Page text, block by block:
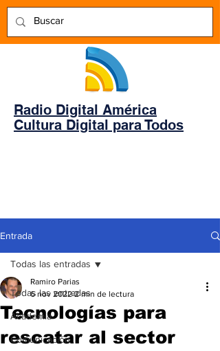
Radio Digital América
Cultura Digital para Todos
Entrada
Todas las entradas
Academia
Comunicación
Todas las entradas
Tecnologías para
rescatar al sector
Ramiro Parias
6 nov 2022 2 min de lectura